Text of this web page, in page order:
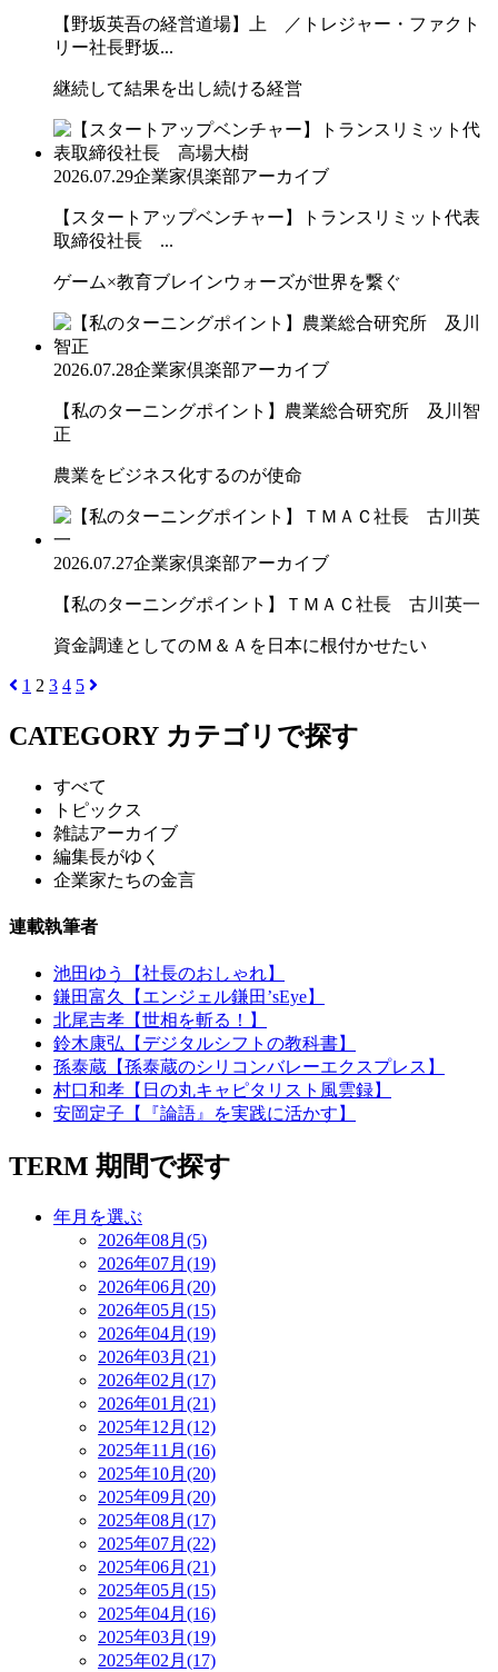
【野坂英吾の経営道場】上 ／トレジャー・ファクト
リー社長野坂...
継続して結果を出し続ける経営
2026.07.29企業家倶楽部アーカイブ
【スタートアップベンチャー】トランスリミット代表
取締役社長 ...
ゲーム×教育ブレインウォーズが世界を繋ぐ
2026.07.28企業家倶楽部アーカイブ
【私のターニングポイント】農業総合研究所 及川智
正
農業をビジネス化するのが使命
2026.07.27企業家倶楽部アーカイブ
【私のターニングポイント】ＴＭＡＣ社長 古川英一
資金調達としてのＭ＆Ａを日本に根付かせたい
1 2 3 4 5
CATEGORY カテゴリで探す
すべて
トピックス
雑誌アーカイブ
編集長がゆく
企業家たちの金言
連載執筆者
池田ゆう【社長のおしゃれ】
鎌田富久【エンジェル鎌田’sEye】
北尾吉孝【世相を斬る！】
鈴木康弘【デジタルシフトの教科書】
孫泰蔵【孫泰蔵のシリコンバレーエクスプレス】
村口和孝【日の丸キャピタリスト風雲録】
安岡定子【『論語』を実践に活かす】
TERM 期間で探す
年月を選ぶ
2026年08月(5)
2026年07月(19)
2026年06月(20)
2026年05月(15)
2026年04月(19)
2026年03月(21)
2026年02月(17)
2026年01月(21)
2025年12月(12)
2025年11月(16)
2025年10月(20)
2025年09月(20)
2025年08月(17)
2025年07月(22)
2025年06月(21)
2025年05月(15)
2025年04月(16)
2025年03月(19)
2025年02月(17)